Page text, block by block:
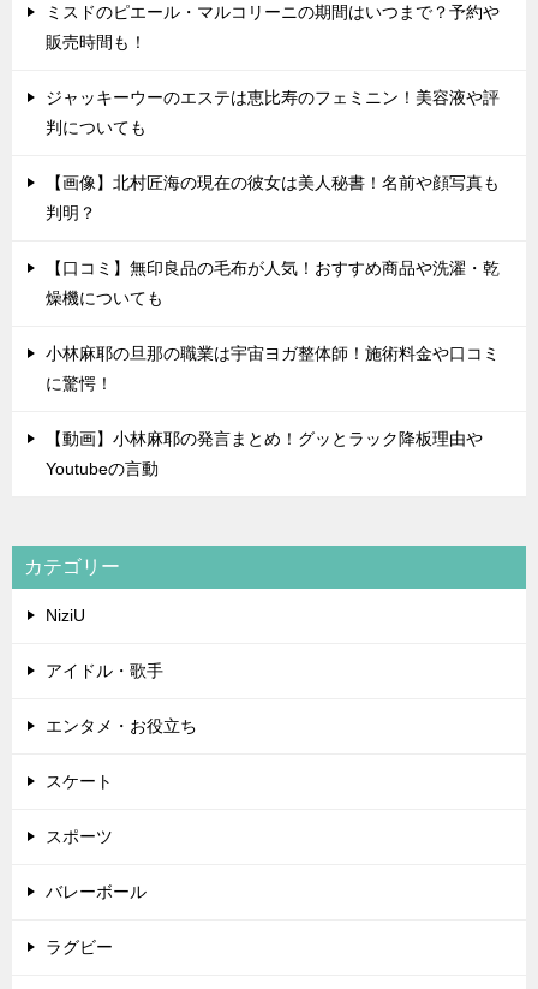
ミスドのピエール・マルコリーニの期間はいつまで？予約や
販売時間も！
ジャッキーウーのエステは恵比寿のフェミニン！美容液や評
判についても
【画像】北村匠海の現在の彼女は美人秘書！名前や顔写真も
判明？
【口コミ】無印良品の毛布が人気！おすすめ商品や洗濯・乾
燥機についても
小林麻耶の旦那の職業は宇宙ヨガ整体師！施術料金や口コミ
に驚愕！
【動画】小林麻耶の発言まとめ！グッとラック降板理由や
Youtubeの言動
カテゴリー
NiziU
アイドル・歌手
エンタメ・お役立ち
スケート
スポーツ
バレーボール
ラグビー